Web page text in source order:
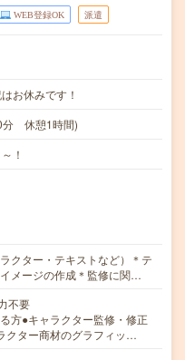
WEB登録OK 派遣
お休みです！
分 休憩1時間)
！
クター・テキストなど）＊テ
メージの作成＊監修に関…
不要
方●キャラクター監修・修正
クター商材のグラフィッ…